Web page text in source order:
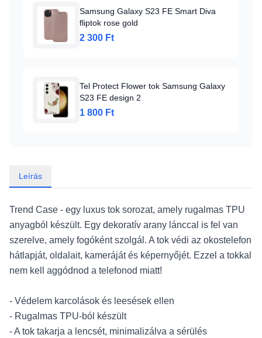
Samsung Galaxy S23 FE Smart Diva
fliptok rose gold
2 300 Ft
Tel Protect Flower tok Samsung Galaxy
S23 FE design 2
1 800 Ft
Leírás
Trend Case - egy luxus tok sorozat, amely rugalmas TPU
anyagból készült. Egy dekoratív arany lánccal is fel van
szerelve, amely fogóként szolgál. A tok védi az okostelefon
hátlapját, oldalait, kameráját és képernyőjét. Ezzel a tokkal
nem kell aggódnod a telefonod miatt!
- Védelem karcolások és leesések ellen
- Rugalmas TPU-ból készült
- A tok takarja a lencsét, minimalizálva a sérülés